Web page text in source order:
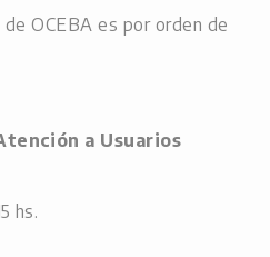
OCEBA es por orden de
a Usuarios
hs.